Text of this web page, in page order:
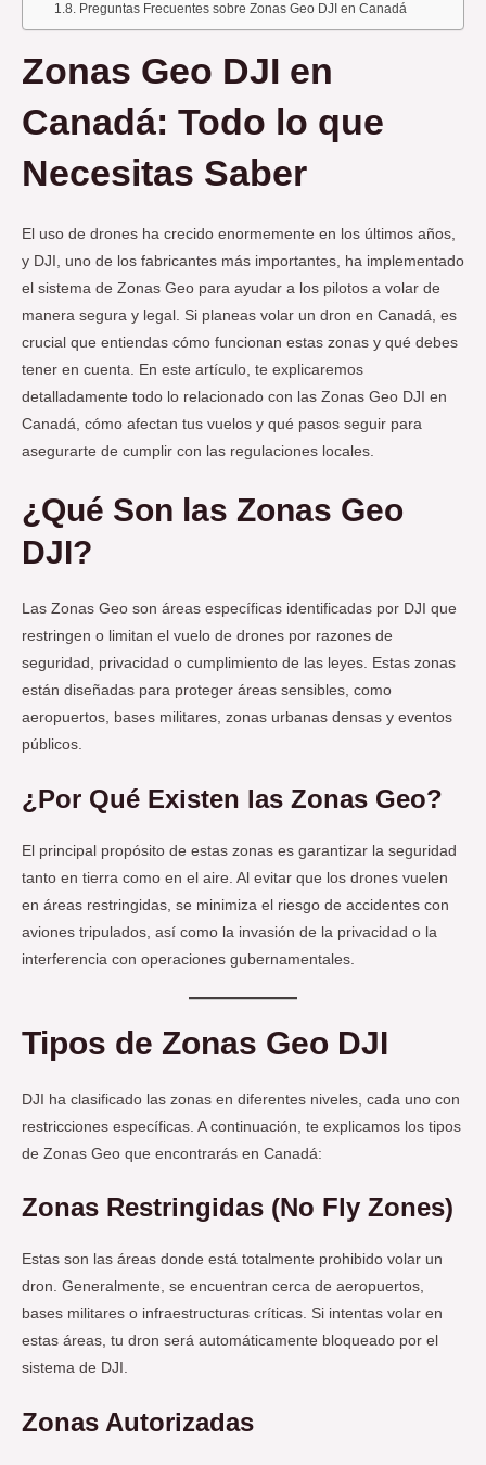
Preguntas Frecuentes sobre Zonas Geo DJI en Canadá
Zonas Geo DJI en
Canadá: Todo lo que
Necesitas Saber
El uso de drones ha crecido enormemente en los últimos años,
y DJI, uno de los fabricantes más importantes, ha implementado
el sistema de Zonas Geo para ayudar a los pilotos a volar de
manera segura y legal. Si planeas volar un dron en Canadá, es
crucial que entiendas cómo funcionan estas zonas y qué debes
tener en cuenta. En este artículo, te explicaremos
detalladamente todo lo relacionado con las Zonas Geo DJI en
Canadá, cómo afectan tus vuelos y qué pasos seguir para
asegurarte de cumplir con las regulaciones locales.
¿Qué Son las Zonas Geo
DJI?
Las Zonas Geo son áreas específicas identificadas por DJI que
restringen o limitan el vuelo de drones por razones de
seguridad, privacidad o cumplimiento de las leyes. Estas zonas
están diseñadas para proteger áreas sensibles, como
aeropuertos, bases militares, zonas urbanas densas y eventos
públicos.
¿Por Qué Existen las Zonas Geo?
El principal propósito de estas zonas es garantizar la seguridad
tanto en tierra como en el aire. Al evitar que los drones vuelen
en áreas restringidas, se minimiza el riesgo de accidentes con
aviones tripulados, así como la invasión de la privacidad o la
interferencia con operaciones gubernamentales.
Tipos de Zonas Geo DJI
DJI ha clasificado las zonas en diferentes niveles, cada uno con
restricciones específicas. A continuación, te explicamos los tipos
de Zonas Geo que encontrarás en Canadá:
Zonas Restringidas (No Fly Zones)
Estas son las áreas donde está totalmente prohibido volar un
dron. Generalmente, se encuentran cerca de aeropuertos,
bases militares o infraestructuras críticas. Si intentas volar en
estas áreas, tu dron será automáticamente bloqueado por el
sistema de DJI.
Zonas Autorizadas